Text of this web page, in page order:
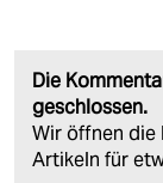
Die
geschlossen.
Wir öffnen die
Artikeln für